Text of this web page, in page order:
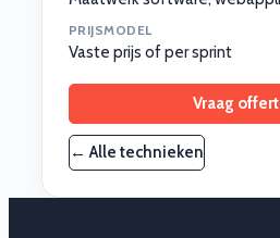
PRIJSMODEL
Vaste prijs of per sprint
Vraag
← Alle technieken